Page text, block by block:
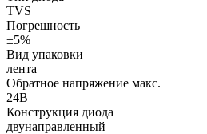
TVS
Погрешность
±5%
Вид упаковки
лента
Обратное напряжение макс.
24В
Конструкция диода
двунаправленный